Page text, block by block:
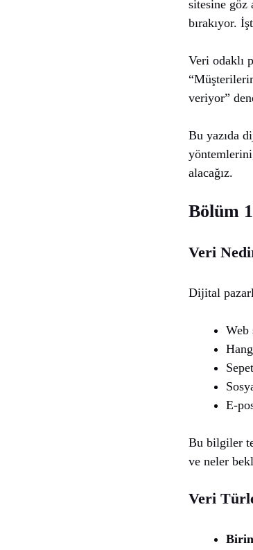
sitesine göz
bırakıyor.
Veri odaklı
veriyor”
Bu yazıda
alacağız.
Bölüm
Veri
Dijital
Web
E-
Bu bilgiler
ve neler
Veri